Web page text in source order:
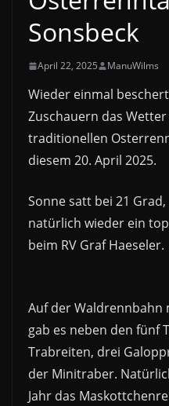
Sonsbeck
April 22, 2025 ManuWilms
Wieder einmal
Zuschauern das
traditionellen
diesem 20. April 2025.
Sonne satt bei 21
natürlich wieder ein
beim RV Graf Haeseler.
Auf der Waldrennbahn
gab es neben den fünf
Trabreiten, drei
der Minitraber.
Jahr das